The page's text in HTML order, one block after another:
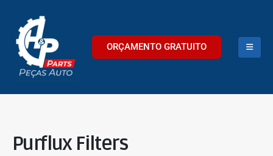
ORÇAMENTO GRATUITO
Purflux Filters